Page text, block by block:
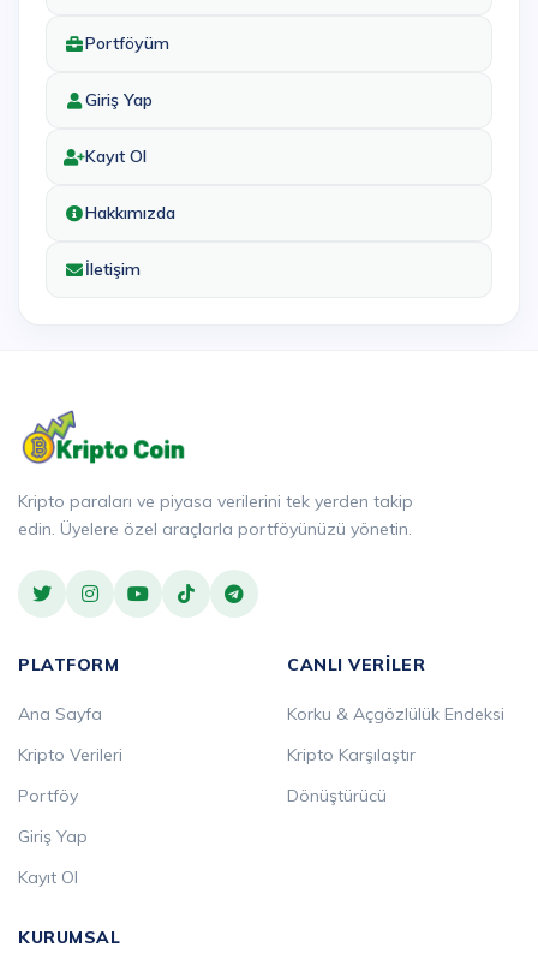
Portföyüm
Giriş Yap
Kayıt Ol
Hakkımızda
İletişim
Kripto paraları ve piyasa verilerini tek yerden takip
edin. Üyelere özel araçlarla portföyünüzü yönetin.
PLATFORM
Ana Sayfa
Kripto Verileri
Portföy
Giriş Yap
Kayıt Ol
CANLI VERILER
Korku & Açgözlülük Endeksi
Kripto Karşılaştır
Dönüştürücü
KURUMSAL